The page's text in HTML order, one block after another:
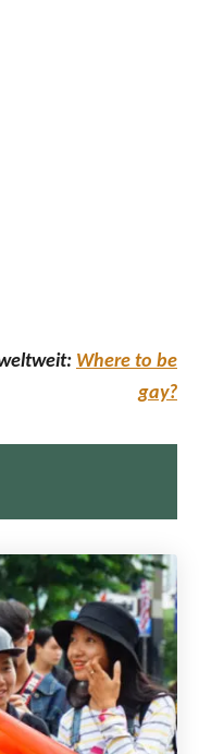
Where to be
gay?